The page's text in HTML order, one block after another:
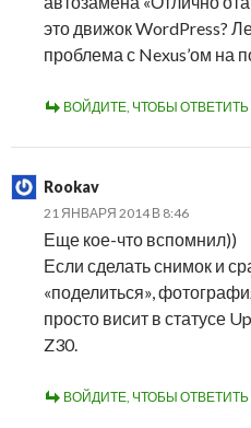
это движок WordPress?
проблема с Nexus’ом на
ВОЙДИТЕ, ЧТОБЫ ОТВЕТИТЬ
Rookav
21 ЯНВАРЯ 2014 В 8:46
Еще кое-что вспомнил))
Если сделать снимок и
«поделиться»,
просто висит в статусе
Z30.
ВОЙДИТЕ, ЧТОБЫ ОТВЕТИТЬ